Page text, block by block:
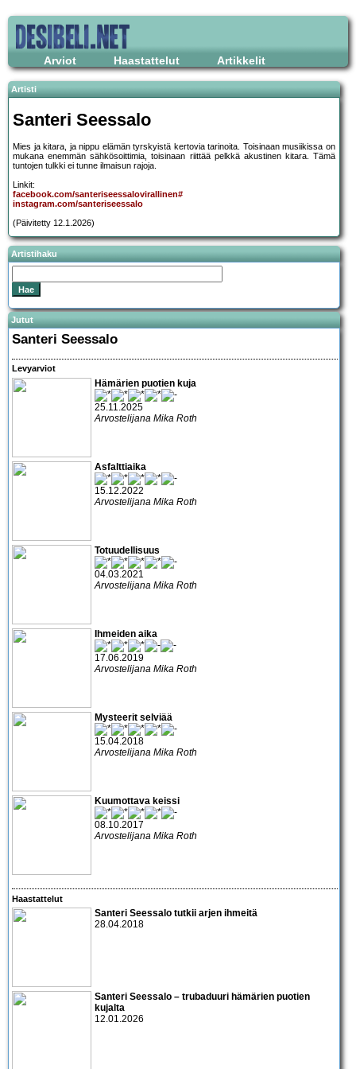
Arviot Haastattelut Artikkelit
Artisti
Santeri Seessalo
Mies ja kitara, ja nippu elämän tyrskyistä kertovia tarinoita. Toisinaan musiikissa on
mukana enemmän sähkösoittimia, toisinaan riittää pelkkä akustinen kitara. Tämä
tuntojen tulkki ei tunne ilmaisun rajoja.
Linkit:
facebook.com/santeriseessalovirallinen#
instagram.com/santeriseessalo
(Päivitetty 12.1.2026)
Artistihaku
Jutut
Santeri Seessalo
Levyarviot
Hämärien puotien kuja
25.11.2025
Arvostelijana Mika Roth
Asfalttiaika
15.12.2022
Arvostelijana Mika Roth
Totuudellisuus
04.03.2021
Arvostelijana Mika Roth
Ihmeiden aika
17.06.2019
Arvostelijana Mika Roth
Mysteerit selviää
15.04.2018
Arvostelijana Mika Roth
Kuumottava keissi
08.10.2017
Arvostelijana Mika Roth
Haastattelut
Santeri Seessalo tutkii arjen ihmeitä
28.04.2018
Santeri Seessalo – trubaduuri hämärien puotien
kujalta
12.01.2026